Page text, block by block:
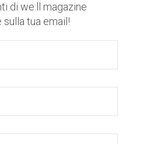
di we:ll magazine
tua email!